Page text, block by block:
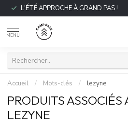
L'ÉTÉ APPROCHE À GRAND PAS !
MENU
Accueil / Mots-clés / lezyne
PRODUITS
LEZYNE